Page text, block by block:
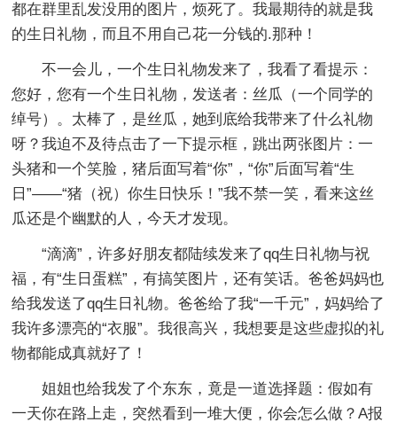
都在群里乱发没用的图片，烦死了。我最期待的就是我
的生日礼物，而且不用自己花一分钱的.那种！
不一会儿，一个生日礼物发来了，我看了看提示：
您好，您有一个生日礼物，发送者：丝瓜（一个同学的
绰号）。太棒了，是丝瓜，她到底给我带来了什么礼物
呀？我迫不及待点击了一下提示框，跳出两张图片：一
头猪和一个笑脸，猪后面写着“你”，“你”后面写着“生
日”——“猪（祝）你生日快乐！”我不禁一笑，看来这丝
瓜还是个幽默的人，今天才发现。
“滴滴”，许多好朋友都陆续发来了qq生日礼物与祝
福，有“生日蛋糕”，有搞笑图片，还有笑话。爸爸妈妈也
给我发送了qq生日礼物。爸爸给了我“一千元”，妈妈给了
我许多漂亮的“衣服”。我很高兴，我想要是这些虚拟的礼
物都能成真就好了！
姐姐也给我发了个东东，竟是一道选择题：假如有
一天你在路上走，突然看到一堆大便，你会怎么做？A报